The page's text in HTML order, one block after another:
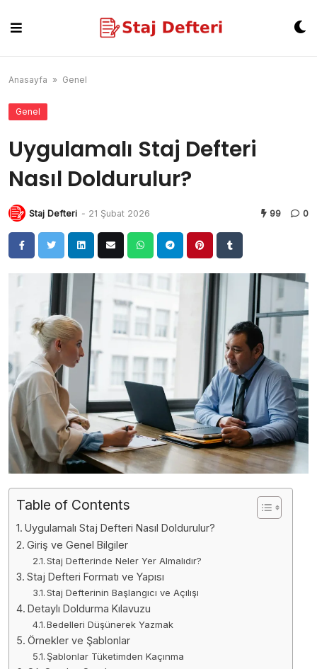
content
Anasayfa » Genel
Genel
Uygulamalı Staj Defteri
Nasıl Doldurulur?
Staj Defteri - 21 Şubat 2026 99 0
Table of Contents
Uygulamalı Staj Defteri Nasıl Doldurulur?
Giriş ve Genel Bilgiler
Staj Defterinde Neler Yer Almalıdır?
Staj Defteri Formatı ve Yapısı
Staj Defterinin Başlangıcı ve Açılışı
Detaylı Doldurma Kılavuzu
Bedelleri Düşünerek Yazmak
Örnekler ve Şablonlar
Şablonlar Tüketimden Kaçınma